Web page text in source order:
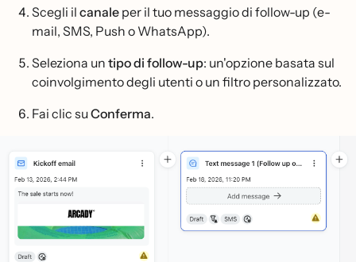
Scegli il canale per il tuo messaggio di follow-up (e-
mail, SMS, Push o WhatsApp).
Seleziona un tipo di follow-up: un'opzione basata sul
coinvolgimento degli utenti o un filtro personalizzato.
Fai clic suConferma.